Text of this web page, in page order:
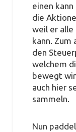
einen
die
weil er alle
kann. Zum
den
welchem
bewegt
auch hier
sammeln.
Nun